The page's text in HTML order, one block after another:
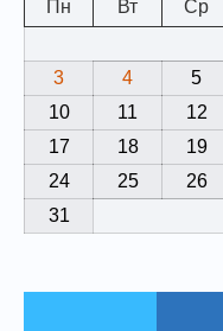
Пн
Вт Ср
3
4 5
10
11 12
17
18 19
24
25 26
31